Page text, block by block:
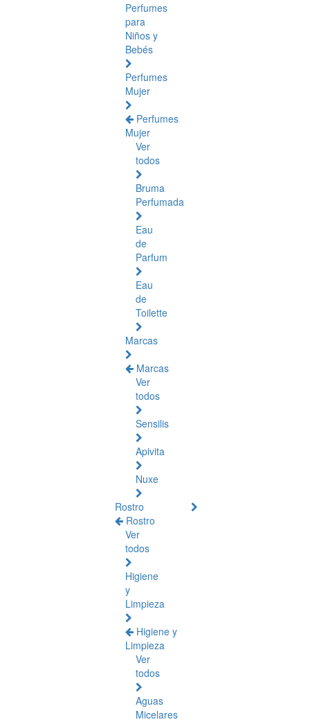
Perfumes
para
Niños y
Bebés
Perfumes
Mujer
Perfumes
Mujer
Ver
todos
Bruma
Perfumada
Eau
de
Parfum
Eau
de
Toilette
Marcas
Marcas
Ver
todos
Sensilis
Apivita
Nuxe
Rostro
Rostro
Ver
todos
Higiene
y
Limpieza
Higiene y
Limpieza
Ver
todos
Aguas
Micelares